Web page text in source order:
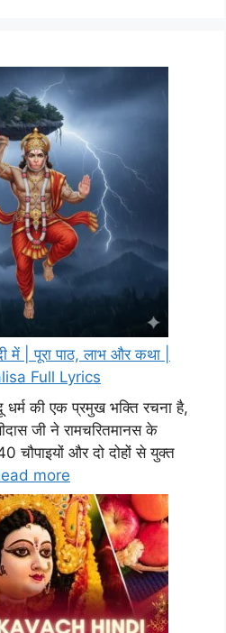
में | पूरा पाठ, लाभ और कथा |
Full Lyrics
धर्म की एक प्रमुख भक्ति रचना है,
जी ने रामचरितमानस के
चौपाइयों और दो दोहों से युक्त
more